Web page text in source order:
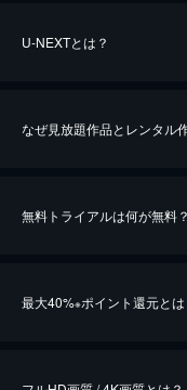
U-NEXTとは？
なぜ見放題作品とレンタル
無料トライアルは何が無料？
最大40%※ポイント還元とは